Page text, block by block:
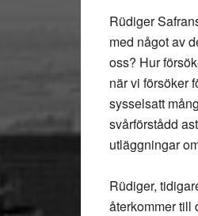
Rüdiger
med något av
oss? Hur
när vi försöker
sysselsatt
svårförstådd
utläggningar
Rüdiger,
återkommer till